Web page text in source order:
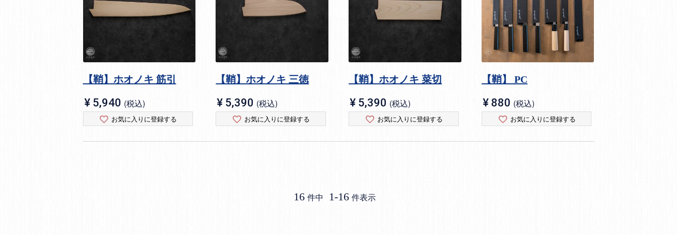
【鞘】ホオノキ 筋引
¥ 5,940 税込
お気に入りに登録する
【鞘】ホオノキ 三徳
¥ 5,390 税込
お気に入りに登録する
【鞘】ホオノキ 菜切
¥ 5,390 税込
お気に入りに登録する
【鞘】 PC
¥ 880 税込
お気に入りに登録する
16 件中 1-16 件表示